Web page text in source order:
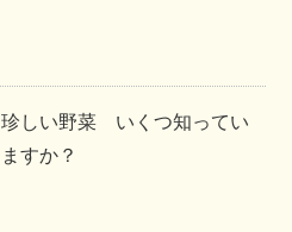
珍しい野菜 いくつ知ってい
ますか？